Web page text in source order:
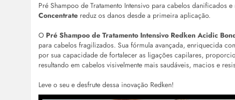
Pré Shampoo de Tratamento Intensivo para cabelos danificados e
Concentrate reduz os danos desde a primeira aplicação.
O Pré Shampoo de Tratamento Intensivo Redken Acidic
para cabelos fragilizados. Sua fórmula avançada, enriquecida
por sua capacidade de fortalecer as ligações capilares,
resultando em cabelos visivelmente mais saudáveis, macios e
Leve o seu e desfrute dessa inovação Redken!